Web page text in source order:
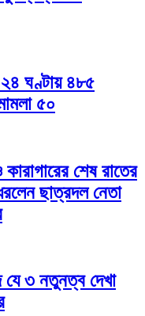
২৪ ঘণ্টায় ৪৮৫
৫০
শেষ রাতের
ছাত্রদল নেতা
যে ৩ নতুনত্ব দেখা